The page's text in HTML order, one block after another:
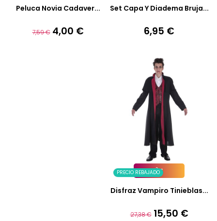
Añadir A La Cesta
Peluca Novia Cadaver...
Precio
7,59 € Precio
4,00 €
Añadir A La Cesta
Set Capa Y Diadema Bruja...
Precio
6,95 €
PRECIO REBAJADO
Añadir A La Cesta
Disfraz Vampiro Tinieblas...
Precio
27,38 € Precio
15,50 €